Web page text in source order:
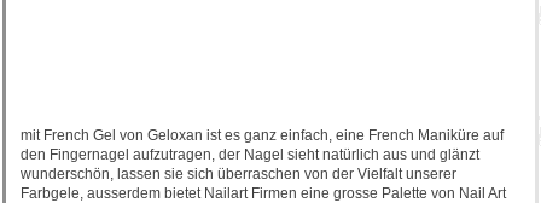
mit French Gel von Geloxan ist es ganz einfach, eine French Maniküre auf
den Fingernagel aufzutragen, der Nagel sieht natürlich aus und glänzt
wunderschön, lassen sie sich überraschen von der Vielfalt unserer
Farbgele, ausserdem bietet Nailart Firmen eine grosse Palette von Nail Art